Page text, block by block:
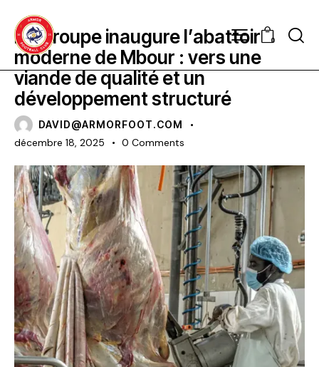
0
LS Groupe inaugure l’abattoir
moderne de Mbour : vers une
viande de qualité et un
développement structuré
DAVID@ARMORFOOT.COM
décembre 18, 2025 0 Comments